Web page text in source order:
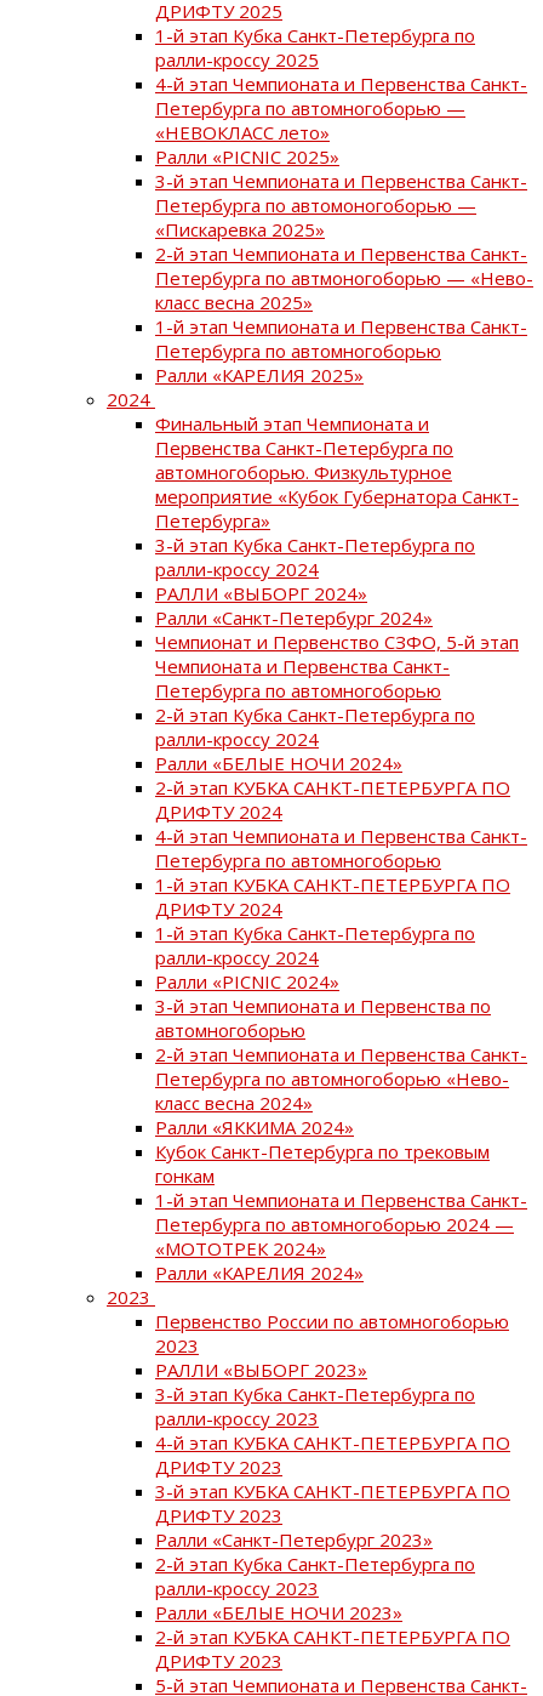
ДРИФТУ 2025
1-й этап Кубка Санкт-Петербурга по
ралли-кроссу 2025
4-й этап Чемпионата и Первенства Санкт-
Петербурга по автомногоборью —
«НЕВОКЛАСС лето»
Ралли «PICNIC 2025»
3-й этап Чемпионата и Первенства Санкт-
Петербурга по автомоногоборью —
«Пискаревка 2025»
2-й этап Чемпионата и Первенства Санкт-
Петербурга по автмоногоборью — «Нево-
класс весна 2025»
1-й этап Чемпионата и Первенства Санкт-
Петербурга по автомногоборью
Ралли «КАРЕЛИЯ 2025»
2024
Финальный этап Чемпионата и
Первенства Санкт-Петербурга по
автомногоборью. Физкультурное
мероприятие «Кубок Губернатора Санкт-
Петербурга»
3-й этап Кубка Санкт-Петербурга по
ралли-кроссу 2024
РАЛЛИ «ВЫБОРГ 2024»
Ралли «Санкт-Петербург 2024»
Чемпионат и Первенство СЗФО, 5-й этап
Чемпионата и Первенства Санкт-
Петербурга по автомногоборью
2-й этап Кубка Санкт-Петербурга по
ралли-кроссу 2024
Ралли «БЕЛЫЕ НОЧИ 2024»
2-й этап КУБКА САНКТ-ПЕТЕРБУРГА ПО
ДРИФТУ 2024
4-й этап Чемпионата и Первенства Санкт-
Петербурга по автомногоборью
1-й этап КУБКА САНКТ-ПЕТЕРБУРГА ПО
ДРИФТУ 2024
1-й этап Кубка Санкт-Петербурга по
ралли-кроссу 2024
Ралли «PICNIC 2024»
3-й этап Чемпионата и Первенства по
автомногоборью
2-й этап Чемпионата и Первенства Санкт-
Петербурга по автомногоборью «Нево-
класс весна 2024»
Ралли «ЯККИМА 2024»
Кубок Санкт-Петербурга по трековым
гонкам
1-й этап Чемпионата и Первенства Санкт-
Петербурга по автомногоборью 2024 —
«МОТОТРЕК 2024»
Ралли «КАРЕЛИЯ 2024»
2023
Первенство России по автомногоборью
2023
РАЛЛИ «ВЫБОРГ 2023»
3-й этап Кубка Санкт-Петербурга по
ралли-кроссу 2023
4-й этап КУБКА САНКТ-ПЕТЕРБУРГА ПО
ДРИФТУ 2023
3-й этап КУБКА САНКТ-ПЕТЕРБУРГА ПО
ДРИФТУ 2023
Ралли «Санкт-Петербург 2023»
2-й этап Кубка Санкт-Петербурга по
ралли-кроссу 2023
Ралли «БЕЛЫЕ НОЧИ 2023»
2-й этап КУБКА САНКТ-ПЕТЕРБУРГА ПО
ДРИФТУ 2023
5-й этап Чемпионата и Первенства Санкт-